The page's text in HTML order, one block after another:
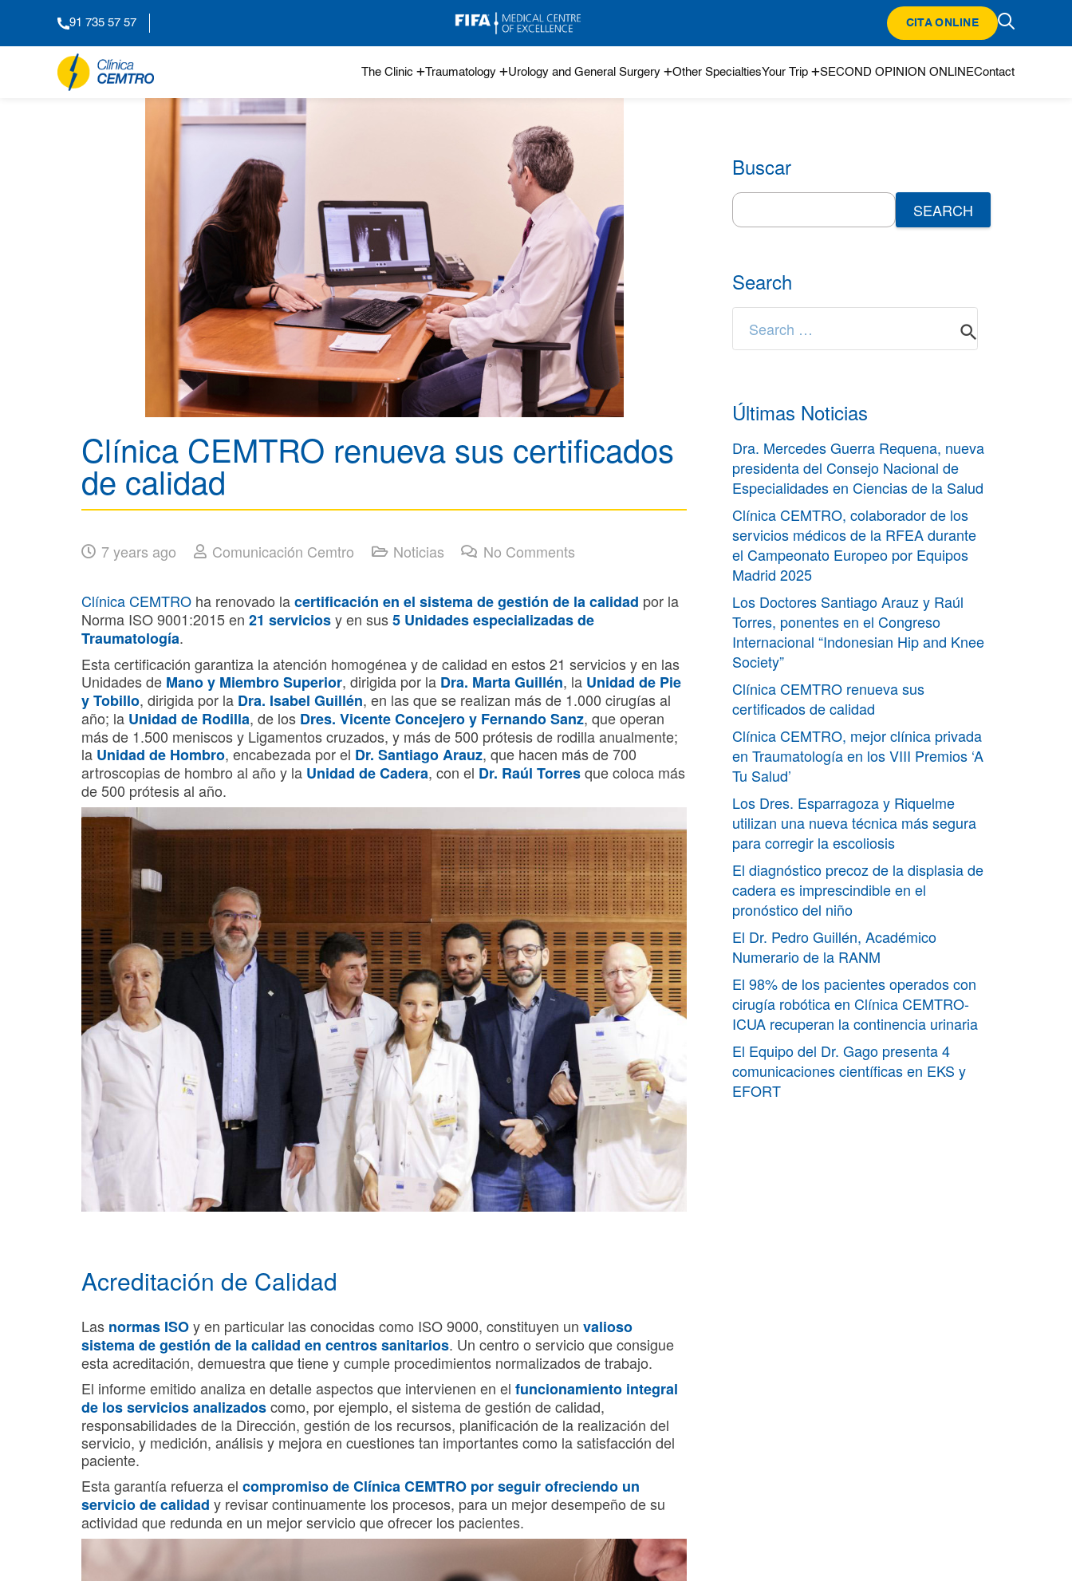
91 735 57 57 CITA ONLINE
The Clinic Traumatology Urology and General Surgery Other SpecialtiesYour Trip SECOND OPINION ONLINEContact
Clínica CEMTRO renueva sus certificados
de calidad
7 years ago Comunicación Cemtro Noticias No Comments
Clínica CEMTRO ha renovado lacertificación en el sistema de gestión de la calidad por la
Norma ISO 9001:2015 en 21 serviciosy en sus5 Unidades especializadas de
Traumatología.
Esta certificación garantiza la atención homogénea y de calidad en estos 21 servicios y en las
Unidades de Mano y Miembro Superior, dirigida por la Dra. Marta Guillén, la Unidad de Pie
y Tobillo, dirigida por la Dra. Isabel Guillén, en las que se realizan más de 1.000 cirugías al
año; la Unidad de Rodilla, de los Dres. Vicente Concejero y Fernando Sanz, que operan
más de 1.500 meniscos y Ligamentos cruzados, y más de 500 prótesis de rodilla anualmente;
la Unidad de Hombro, encabezada por el Dr. Santiago Arauz, que hacen más de 700
artroscopias de hombro al año y la Unidad de Cadera, con el Dr. Raúl Torresque coloca más
de 500 prótesis al año.
Acreditación de Calidad
Las normas ISOy en particular las conocidas como ISO 9000, constituyen un valioso
sistema de gestión de la calidad en centros sanitarios. Un centro o servicio que consigue
esta acreditación, demuestra que tiene y cumple procedimientos normalizados de trabajo.
El informe emitido analiza en detalle aspectos que intervienen en el funcionamiento integral
de los servicios analizadoscomo, por ejemplo, el sistema de gestión de calidad,
responsabilidades de la Dirección, gestión de los recursos, planificación de la realización del
servicio, y medición, análisis y mejora en cuestiones tan importantes como la satisfacción del
paciente.
Esta garantía refuerza el compromiso deClínica CEMTRO por seguir ofreciendo un
servicio de calidad y revisar continuamente los procesos, para un mejor desempeño de su
actividad que redunda en un mejor servicio que ofrecer los pacientes.
Buscar
Search
for:
Search
Search
for:
Últimas Noticias
Dra. Mercedes Guerra Requena, nueva
presidenta del Consejo Nacional de
Especialidades en Ciencias de la Salud
Clínica CEMTRO, colaborador de los
servicios médicos de la RFEA durante
el Campeonato Europeo por Equipos
Madrid 2025
Los Doctores Santiago Arauz y Raúl
Torres, ponentes en el Congreso
Internacional “Indonesian Hip and Knee
Society”
Clínica CEMTRO renueva sus
certificados de calidad
Clínica CEMTRO, mejor clínica privada
en Traumatología en los VIII Premios ‘A
Tu Salud’
Los Dres. Esparragoza y Riquelme
utilizan una nueva técnica más segura
para corregir la escoliosis
El diagnóstico precoz de la displasia de
cadera es imprescindible en el
pronóstico del niño
El Dr. Pedro Guillén, Académico
Numerario de la RANM
El 98% de los pacientes operados con
cirugía robótica en Clínica CEMTRO-
ICUA recuperan la continencia urinaria
El Equipo del Dr. Gago presenta 4
comunicaciones científicas en EKS y
EFORT